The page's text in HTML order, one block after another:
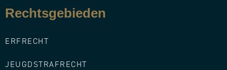
Rechtsgebieden
ERFRECHT
JEUGDSTRAFRECHT